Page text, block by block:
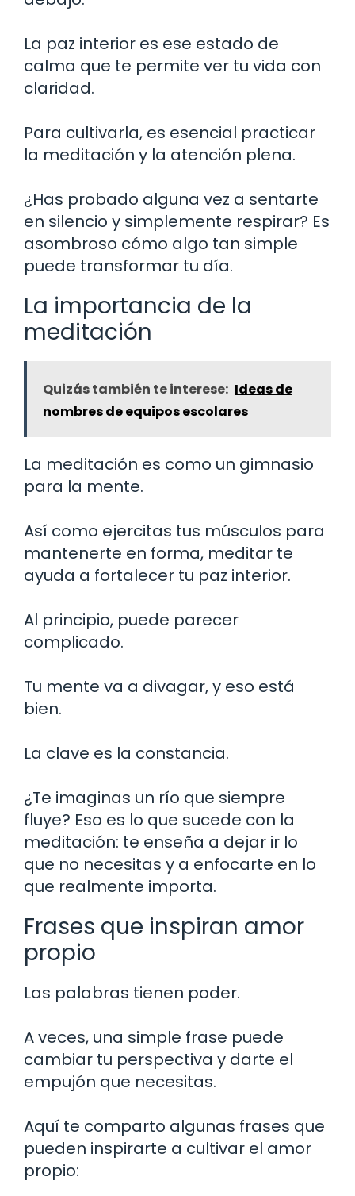
La paz interior es ese estado de
calma que te permite ver tu vida con
claridad.
Para cultivarla, es esencial practicar
la meditación y la atención plena.
¿Has probado alguna vez a sentarte
en silencio y simplemente respirar? Es
asombroso cómo algo tan simple
puede transformar tu día.
La importancia de la
meditación
Quizás también te interese: Ideas de
nombres de equipos escolares
La meditación es como un gimnasio
para la mente.
Así como ejercitas tus músculos para
mantenerte en forma, meditar te
ayuda a fortalecer tu paz interior.
Al principio, puede parecer
complicado.
Tu mente va a divagar, y eso está
bien.
La clave es la constancia.
¿Te imaginas un río que siempre
fluye? Eso es lo que sucede con la
meditación: te enseña a dejar ir lo
que no necesitas y a enfocarte en lo
que realmente importa.
Frases que inspiran amor
propio
Las palabras tienen poder.
A veces, una simple frase puede
cambiar tu perspectiva y darte el
empujón que necesitas.
Aquí te comparto algunas frases que
pueden inspirarte a cultivar el amor
propio: